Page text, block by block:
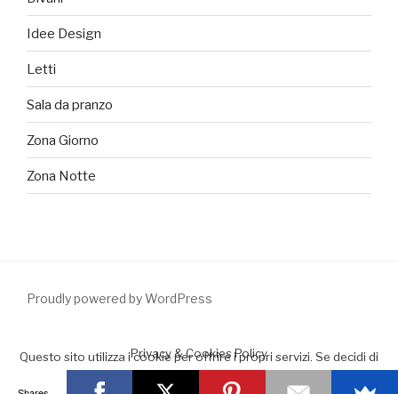
Idee Design
Letti
Sala da pranzo
Zona Giorno
Zona Notte
Proudly powered by WordPress
Questo sito utilizza i cookie per offrire i propri servizi. Se decidi di
Privacy & Cookies Policy